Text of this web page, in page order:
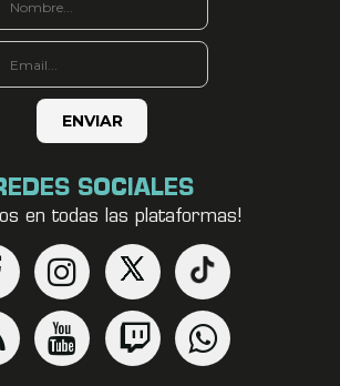
SOCIALES
en todas las plataformas!